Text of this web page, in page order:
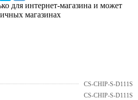
для интернет-магазина и может
магазинах
CS-CHIP-S-D111S
CS-CHIP-S-D111S